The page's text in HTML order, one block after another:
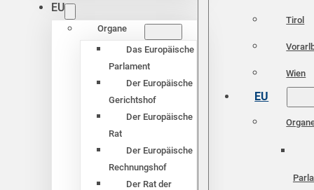
EU
Organe
Das Europäische
Parlament
Der Europäische
Gerichtshof
Der Europäische
Rat
Der Europäische
Rechnungshof
Der Rat der
Tirol
Wien
EU